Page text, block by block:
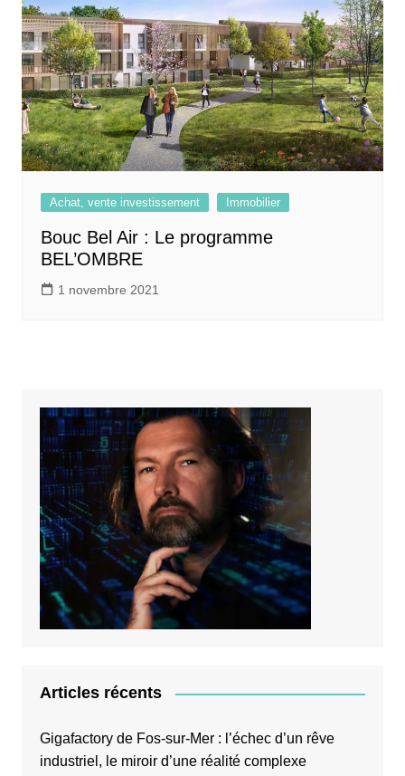
Achat, vente investissement Immobilier
Bouc Bel Air : Le programme
BEL’OMBRE
1 novembre 2021
Articles récents
Gigafactory de Fos-sur-Mer : l’échec d’un rêve
industriel, le miroir d’une réalité complexe